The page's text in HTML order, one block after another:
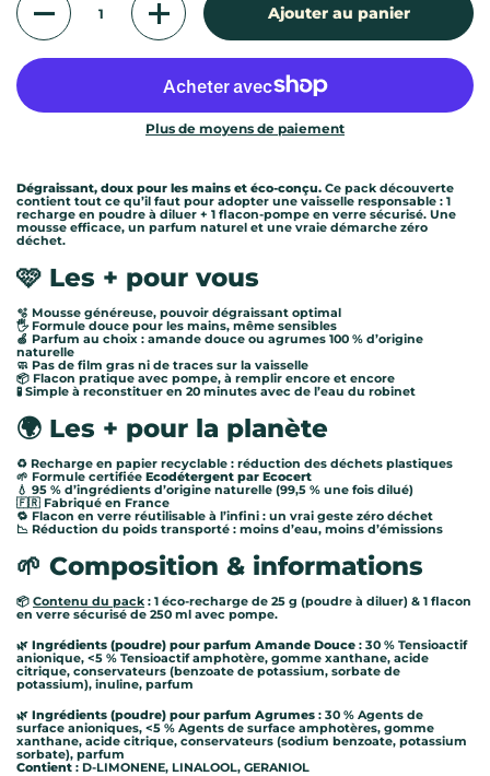
Ajouter au panier
Plus de moyens de paiement
Dégraissant, doux pour les mains et éco-conçu. Ce pack découverte
contient tout ce qu’il faut pour adopter une vaisselle responsable : 1
recharge en poudre à diluer + 1 flacon-pompe en verre sécurisé. Une
mousse efficace, un parfum naturel et une vraie démarche zéro
déchet.
🩷 Les + pour vous
🫧 Mousse généreuse, pouvoir dégraissant optimal
🖐️ Formule douce pour les mains, même sensibles
🍏 Parfum au choix : amande douce ou agrumes 100 % d’origine
naturelle
🧼 Pas de film gras ni de traces sur la vaisselle
📦 Flacon pratique avec pompe, à remplir encore et encore
🧪 Simple à reconstituer en 20 minutes avec de l’eau du robinet
🌍 Les + pour la planète
♻️ Recharge en papier recyclable : réduction des déchets plastiques
🌱 Formule certifiée Ecodétergent par Ecocert
💧 95 % d’ingrédients d’origine naturelle (99,5 % une fois dilué)
🇫🇷 Fabriqué en France
🔁 Flacon en verre réutilisable à l’infini : un vrai geste zéro déchet
📉 Réduction du poids transporté : moins d’eau, moins d’émissions
🌱 Composition & informations
📦 Contenu du pack : 1 éco-recharge de 25 g (poudre à diluer) & 1 flacon
en verre sécurisé de 250 ml avec pompe.
🌿 Ingrédients (poudre) pour parfum Amande Douce : 30 % Tensioactif
anionique, <5 % Tensioactif amphotère, gomme xanthane, acide
citrique, conservateurs (benzoate de potassium, sorbate de
potassium), inuline, parfum
🌿 Ingrédients (poudre) pour parfum Agrumes : 30 % Agents de
surface anioniques, <5 % Agents de surface amphotères, gomme
xanthane, acide citrique, conservateurs (sodium benzoate, potassium
sorbate), parfum
Contient : D-LIMONENE, LINALOOL, GERANIOL